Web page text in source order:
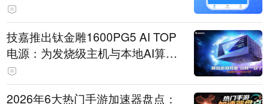
技嘉推出钛金雕1600PG5 AI TOP
电源：为发烧级主机与本地AI算力
打造旗舰供电方案
2026年6大热门手游加速器盘点：